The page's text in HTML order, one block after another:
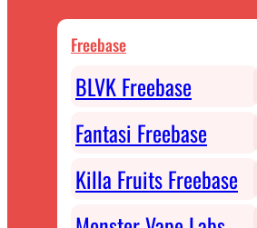
Freebase
BLVK Freebase
Fantasi Freebase
Killa Fruits Freebase